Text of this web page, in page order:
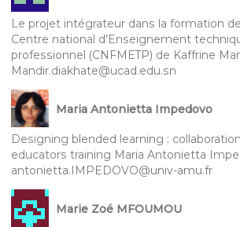
Le projet intégrateur dans la formation
Centre national d’Enseignement
professionnel (CNFMETP) de Kaffrine
Mandir.diakhate@ucad.edu.sn
Maria Antonietta Impedovo
Designing blended learning :
educators training Maria Antonietta
antonietta.IMPEDOVO@univ-amu.fr
Marie Zoé MFOUMOU